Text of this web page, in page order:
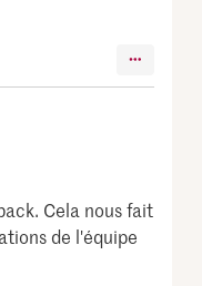
Cela nous fait
de l'équipe